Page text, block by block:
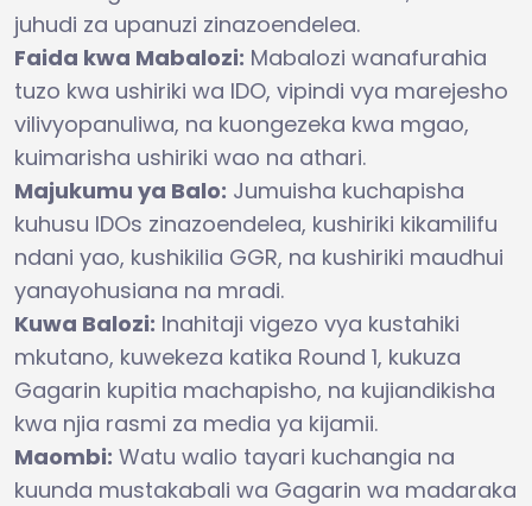
juhudi za upanuzi zinazoendelea.
Faida kwa Mabalozi: Mabalozi wanafurahia
tuzo kwa ushiriki wa IDO, vipindi vya marejesho
vilivyopanuliwa, na kuongezeka kwa mgao,
kuimarisha ushiriki wao na athari.
Majukumu ya Balo: Jumuisha kuchapisha
kuhusu IDOs zinazoendelea, kushiriki kikamilifu
ndani yao, kushikilia GGR, na kushiriki maudhui
yanayohusiana na mradi.
Kuwa Balozi: Inahitaji vigezo vya kustahiki
mkutano, kuwekeza katika Round 1, kukuza
Gagarin kupitia machapisho, na kujiandikisha
kwa njia rasmi za media ya kijamii.
Maombi: Watu walio tayari kuchangia na
kuunda mustakabali wa Gagarin wa madaraka